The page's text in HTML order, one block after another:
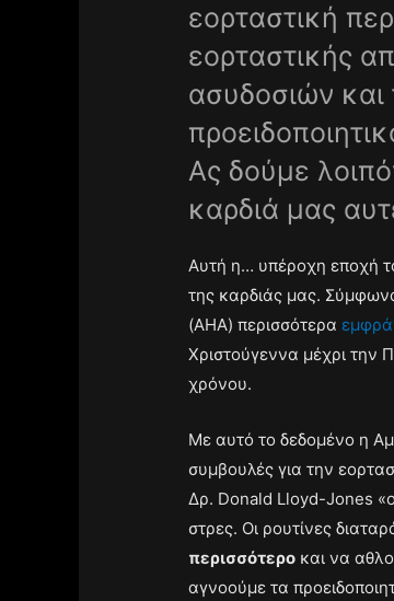
εορταστική
εορταστικής
ασυδοσιών και
Ας δούμε
καρδιά μας
Αυτή η… υπέροχη εποχή
της καρδιάς μας.
(AHA) περισσότερα
Χριστούγεννα μέχρι την
χρόνου.
Με αυτό το δεδομένο η
συμβουλές για την
Δρ. Donald Lloyd-Jones
στρες. Οι ρουτίνες
περισσότερο και να
αγνοούμε τα